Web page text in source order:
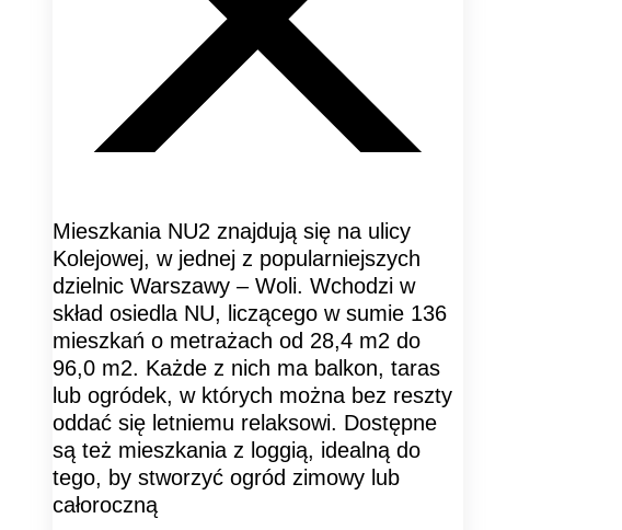
Mieszkania NU2 znajdują się na ulicy
Kolejowej, w jednej z popularniejszych
dzielnic Warszawy – Woli. Wchodzi w
skład osiedla NU, liczącego w sumie 136
mieszkań o metrażach od 28,4 m2 do
96,0 m2. Każde z nich ma balkon, taras
lub ogródek, w których można bez reszty
oddać się letniemu relaksowi. Dostępne
są też mieszkania z loggią, idealną do
tego, by stworzyć ogród zimowy lub
całoroczną